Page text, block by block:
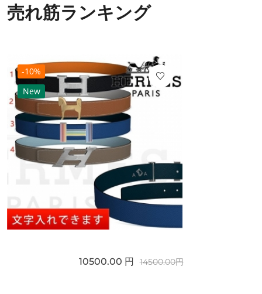
売れ筋ランキング
-10%
New
10500.00 円 14500.00円